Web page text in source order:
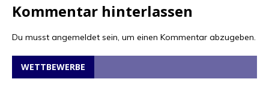
Kommentar hinterlassen
Du musst angemeldet sein, um einen Kommentar abzugeben.
WETTBEWERBE